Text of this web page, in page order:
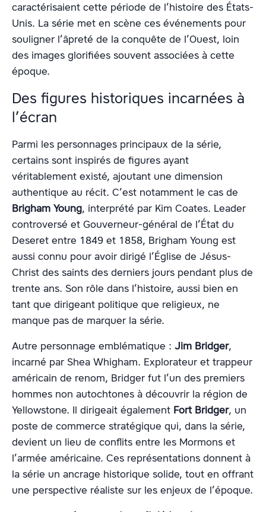
caractérisaient cette période de l’histoire des États-
Unis. La série met en scène ces événements pour
souligner l’âpreté de la conquête de l’Ouest, loin
des images glorifiées souvent associées à cette
époque.
Des figures historiques incarnées à
l’écran
Parmi les personnages principaux de la série,
certains sont inspirés de figures ayant
véritablement existé, ajoutant une dimension
authentique au récit. C’est notamment le cas de
Brigham Young, interprété par Kim Coates. Leader
controversé et Gouverneur-général de l’État du
Deseret entre 1849 et 1858, Brigham Young est
aussi connu pour avoir dirigé l’Église de Jésus-
Christ des saints des derniers jours pendant plus de
trente ans. Son rôle dans l’histoire, aussi bien en
tant que dirigeant politique que religieux, ne
manque pas de marquer la série.
Autre personnage emblématique : Jim Bridger,
incarné par Shea Whigham. Explorateur et trappeur
américain de renom, Bridger fut l’un des premiers
hommes non autochtones à découvrir la région de
Yellowstone. Il dirigeait également Fort Bridger, un
poste de commerce stratégique qui, dans la série,
devient un lieu de conflits entre les Mormons et
l’armée américaine. Ces représentations donnent à
la série un ancrage historique solide, tout en offrant
une perspective réaliste sur les enjeux de l’époque.